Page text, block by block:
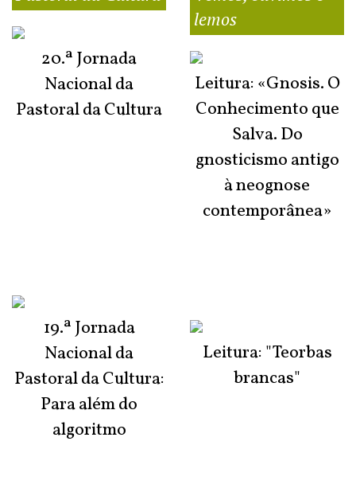
20.ª Jornada
Nacional da
Pastoral da Cultura
19.ª Jornada
Nacional da
Pastoral da Cultura:
Para além do
algoritmo
lemos
Leitura: «Gnosis. O
Conhecimento que
Salva. Do
gnosticismo antigo
à neognose
contemporânea»
Leitura: "Teorbas
brancas"